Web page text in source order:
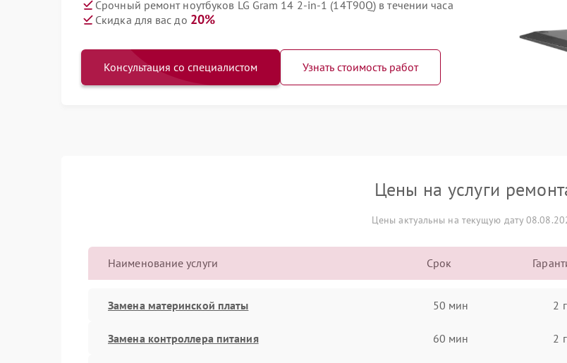
Срочный ремонт ноутбуков LG Gram 14 2-in-1 (14T90Q) в течении часа
Скидка для вас до 20%
Консультация со специалистом Узнать стоимость работ
Цены на услуги
Цены актуальны на текущую дату
Наименование услуги Срок
Замена материнской платы 50 мин 2
Замена контроллера питания 60 мин 2